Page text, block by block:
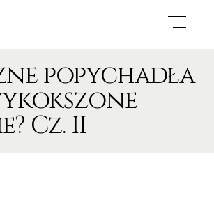
popychadła
Cz. II